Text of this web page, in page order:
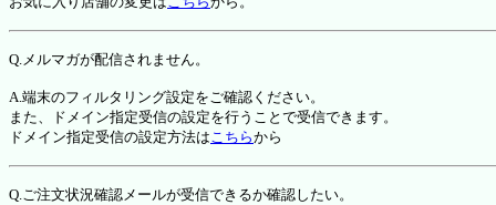
Q.メルマガが配信されません。
A.端末のフィルタリング設定をご確認ください。
また、ドメイン指定受信の設定を行うことで受信できます。
ドメイン指定受信の設定方法はこちらから
Q.ご注文状況確認メールが受信できるか確認したい。